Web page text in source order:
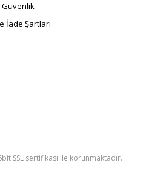
Güvenlik
İade Şartları
SSL sertifikası ile korunmaktadır.